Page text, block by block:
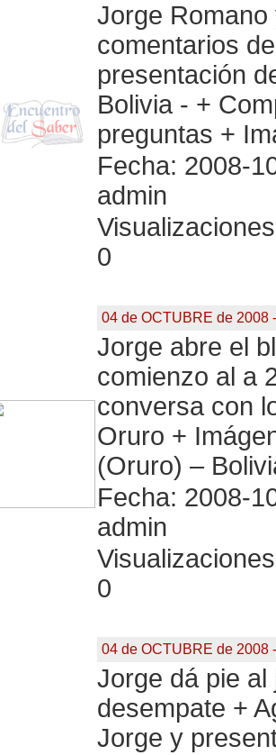
Jorge
comentarios
presentación
Bolivia - +
preguntas +
Fecha: 2008-
admin
0
04 de OCTUBRE de 2008
Jorge abre el
comienzo al a
conversa con
Oruro +
(Oruro) –
Fecha: 2008-
admin
0
04 de OCTUBRE de 2008
Jorge dá pie
desempate +
Jorge y